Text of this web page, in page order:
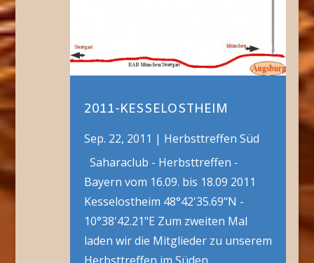
2011-KESSELOSTHEIM
Sep. 22, 2011 | Herbsttreffen Süd
Saharaclub - Herbsttreffen -
Bayern vom 16.09. bis 18.09 2011
Kesselostheim 48°42'35.69"N -
10°38'42.21"E Zum zweiten Mal
laden wir die Mitglieder zu unserem